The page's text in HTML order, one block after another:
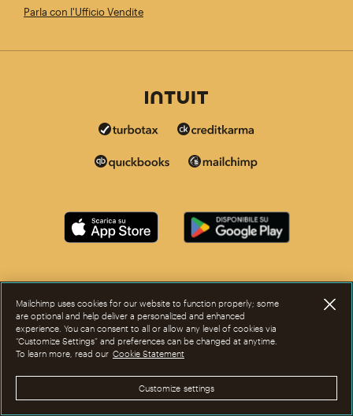
Parla con l'Ufficio Vendite
Questa pagina è ora disponibile in altre lingue.
Mailchimp uses cookies for our website to function properly; some
are optional and help deliver a personalized and enhanced
experience. You can consent to all or allow any level of cookies via
“Customize Settings” and preferences can be changed at anytime.
To learn more, read our Cookie Statement
Customize settings